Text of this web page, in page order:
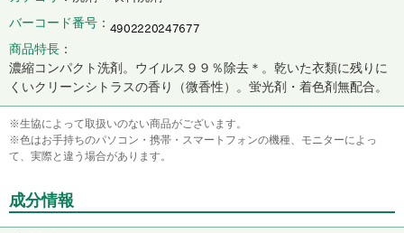
バーコード番号
商品特長
濃縮コンパクト洗剤。ウイルス９９％除去＊。乾いた衣類に残りに
くいクリーンシトラスの香り（微香性）。蛍光剤・着色剤無配合。
※生協によって取扱いのない商品がございます。
※色はお手持ちのパソコン・携帯・スマートフォンの機種、モニターによっ
て、実際と違う場合があります。
成分情報